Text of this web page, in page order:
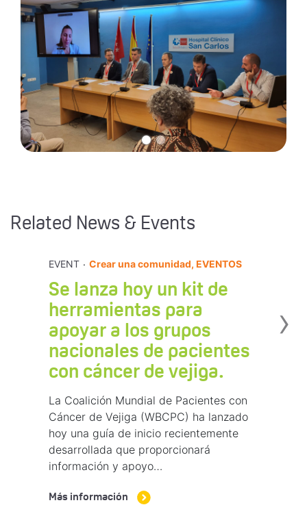
Related News & Events
EVENT . Crear una comunidad, EVENTOS
Se lanza hoy un kit de
herramientas para
apoyar a los grupos
nacionales de pacientes
con cáncer de vejiga.
La Coalición Mundial de Pacientes con
Cáncer de Vejiga (WBCPC) ha lanzado
hoy una guía de inicio recientemente
desarrollada que proporcionará
información y apoyo…
Más información
›